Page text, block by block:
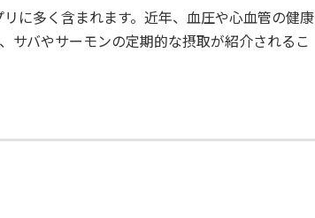
に多く含まれます。近年、血圧や心血管の健康
サバやサーモンの定期的な摂取が紹介されるこ